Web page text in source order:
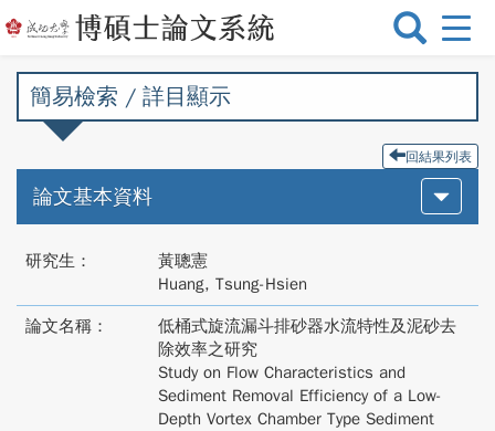
選
切
簡易檢索 / 詳目顯示
回結果列表
論文基本資料
研究生：
黃聰憲
Huang, Tsung-Hsien
論文名稱：
低桶式旋流漏斗排砂器水流特性及泥砂去
除效率之研究
Study on Flow Characteristics and
Sediment Removal Efficiency of a Low-
Depth Vortex Chamber Type Sediment